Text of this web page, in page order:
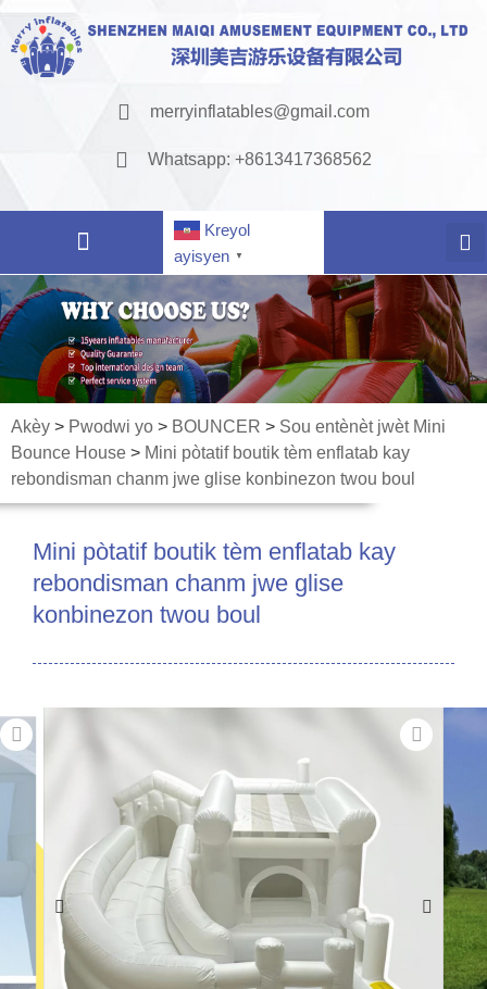
merryinflatables@gmail.com
Whatsapp: +8613417368562
Kreyol
ayisyen
▼
Akèy > Pwodwi yo > BOUNCER > Sou entènèt jwèt Mini
Bounce House > Mini pòtatif boutik tèm enflatab kay
rebondisman chanm jwe glise konbinezon twou boul
Mini pòtatif boutik tèm enflatab kay
rebondisman chanm jwe glise
konbinezon twou boul